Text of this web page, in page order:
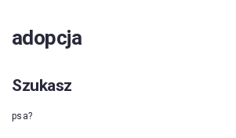
adopcja
Szukasz
psa?